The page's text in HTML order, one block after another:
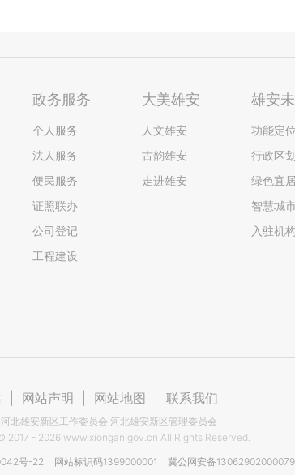
政务服务
个人服务
法人服务
便民服务
证照联办
公司登记
工程建设
大美雄安
人文雄安
古韵雄安
走进雄安
雄安
功能定
行政区
绿色宜
智慧城
入驻机
网站声明 网站地图 联系我们
北雄安新区工作委员会 河北雄安新区管理委员会
2017 - 2026 www.xiongan.gov.cn All Rights Reserved.
号-22
网站标识码1399000001 冀公网安备